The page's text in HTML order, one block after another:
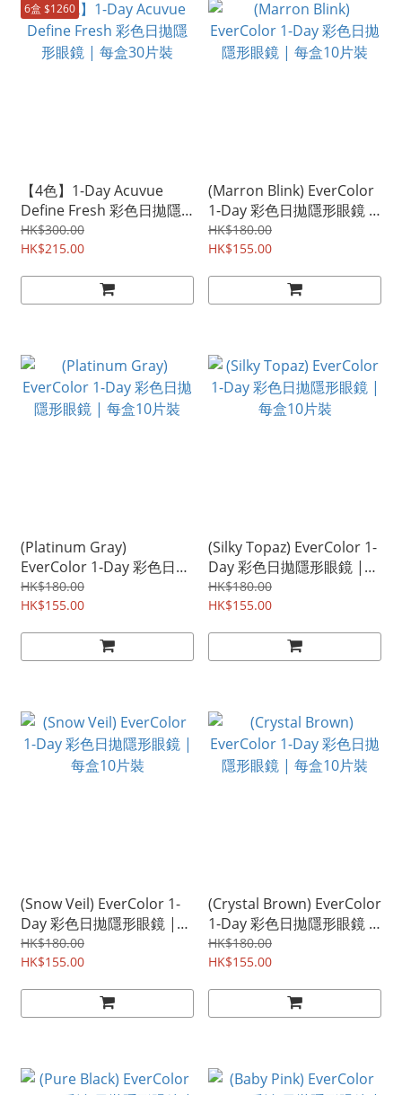
6盒 $1260
【4色】1-Day Acuvue
Define Fresh 彩色日拋隱
形眼鏡 | 每盒30片裝
HK$300.00
HK$215.00
(Marron Blink) EverColor
1-Day 彩色日拋隱形眼鏡 |
每盒10片裝
HK$180.00
HK$155.00
(Platinum Gray)
EverColor 1-Day 彩色日拋
隱形眼鏡 | 每盒10片裝
HK$180.00
HK$155.00
(Silky Topaz) EverColor 1-
Day 彩色日拋隱形眼鏡 |
每盒10片裝
HK$180.00
HK$155.00
(Snow Veil) EverColor 1-
Day 彩色日拋隱形眼鏡 |
每盒10片裝
HK$180.00
HK$155.00
(Crystal Brown) EverColor
1-Day 彩色日拋隱形眼鏡 |
每盒10片裝
HK$180.00
HK$155.00